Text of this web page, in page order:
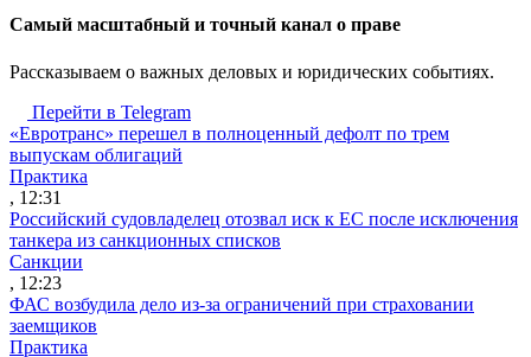
Cамый масштабный и точный канал о праве
Рассказываем о важных деловых и юридических событиях.
Перейти в Telegram
«Евротранс» перешел в полноценный дефолт по трем
выпускам облигаций
Практика
, 12:31
Российский судовладелец отозвал иск к ЕС после исключения
танкера из санкционных списков
Санкции
, 12:23
ФАС возбудила дело из-за ограничений при страховании
заемщиков
Практика